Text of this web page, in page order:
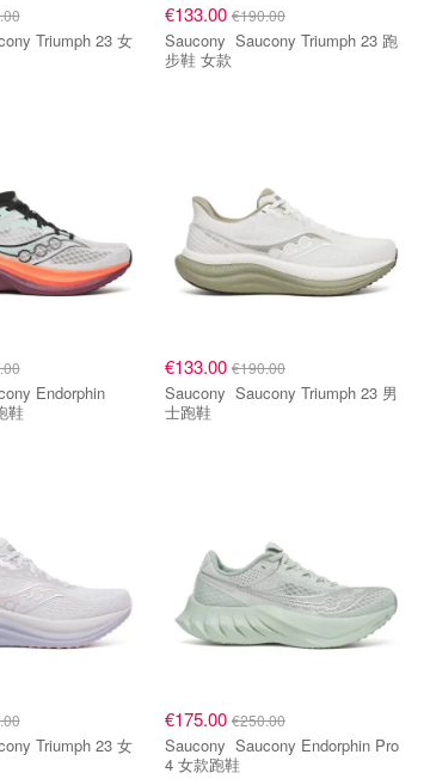
€133.00 €190.00
Saucony Saucony Triumph 23 跑
步鞋 女款
鞋
€133.00 €190.00
Saucony Saucony Triumph 23 男
士跑鞋
€175.00 €250.00
Saucony Saucony Endorphin Pro
4 女款跑鞋